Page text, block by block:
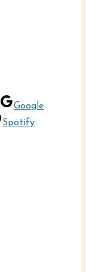
Google
Spotify